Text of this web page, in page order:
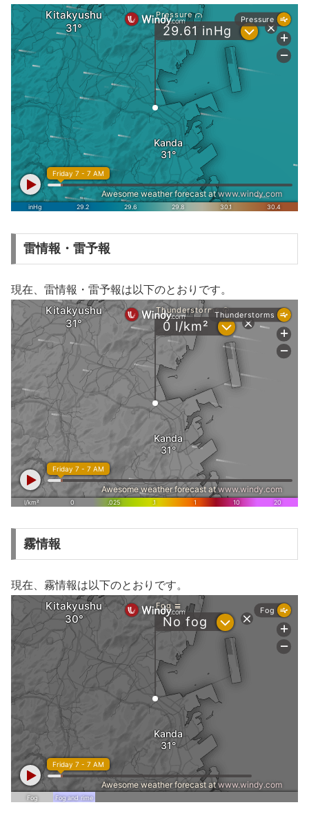
雷情報・雷予報
現在、雷情報・雷予報は以下のとおりです。
霧情報
現在、霧情報は以下のとおりです。